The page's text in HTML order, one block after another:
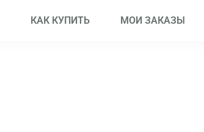
КАК КУПИТЬ МОИ ЗАКАЗЫ